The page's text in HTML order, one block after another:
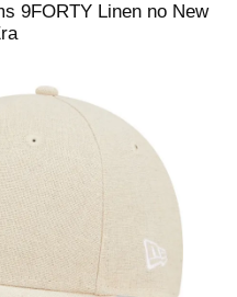
9FORTY Linen no New